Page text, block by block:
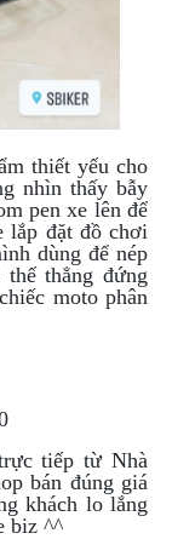
thiết yếu cho
nhìn thấy bẫy
pen xe lên để
lắp đặt đồ chơi
dùng để nép
thẳng đứng
moto phân
tiếp từ Nhà
bán đúng giá
khách lo lắng
biz ^^